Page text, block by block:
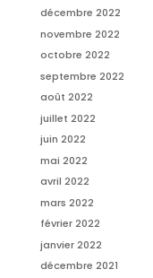
décembre 2022
novembre 2022
octobre 2022
septembre 2022
août 2022
juillet 2022
juin 2022
mai 2022
avril 2022
mars 2022
février 2022
janvier 2022
décembre 2021